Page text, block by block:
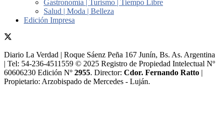
Gastronomía | Turismo | Tiempo Libre
Salud | Moda | Belleza
Edición Impresa
Diario La Verdad | Roque Sáenz Peña 167 Junín, Bs. As. Argentina
| Tel: 54-236-4511559 © 2025 Registro de Propiedad Intelectual Nº
60606230 Edición Nº 2955. Director:​ Cdor. Fernando Ratto |
Propietario:​ Arzobispado de Mercedes - Luján.